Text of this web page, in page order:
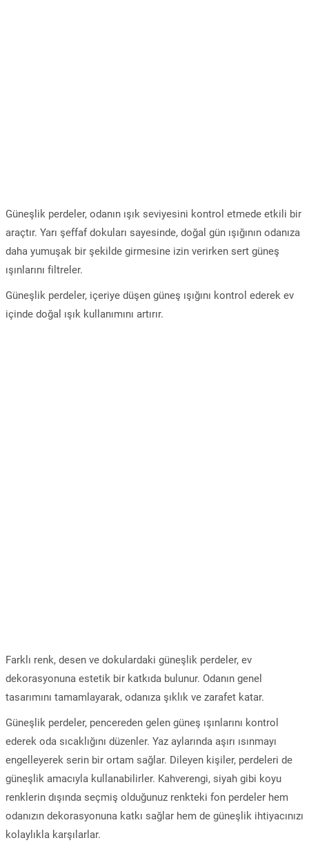
Güneşlik perdeler, odanın ışık seviyesini kontrol etmede etkili bir
araçtır. Yarı şeffaf dokuları sayesinde, doğal gün ışığının odanıza
daha yumuşak bir şekilde girmesine izin verirken sert güneş
ışınlarını filtreler.
Güneşlik perdeler, içeriye düşen güneş ışığını kontrol ederek ev
içinde doğal ışık kullanımını artırır.
Farklı renk, desen ve dokulardaki güneşlik perdeler, ev
dekorasyonuna estetik bir katkıda bulunur. Odanın genel
tasarımını tamamlayarak, odanıza şıklık ve zarafet katar.
Güneşlik perdeler, pencereden gelen güneş ışınlarını kontrol
ederek oda sıcaklığını düzenler. Yaz aylarında aşırı ısınmayı
engelleyerek serin bir ortam sağlar. Dileyen kişiler, perdeleri de
güneşlik amacıyla kullanabilirler. Kahverengi, siyah gibi koyu
renklerin dışında seçmiş olduğunuz renkteki fon perdeler hem
odanızın dekorasyonuna katkı sağlar hem de güneşlik ihtiyacınızı
kolaylıkla karşılarlar.